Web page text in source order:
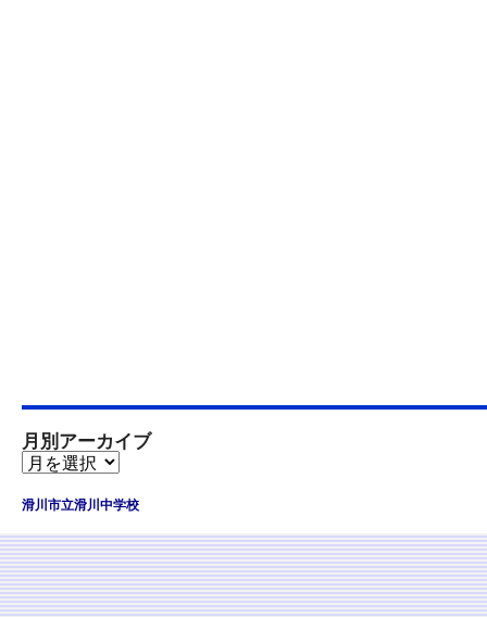
月別アーカイブ
滑川市立滑川中学校